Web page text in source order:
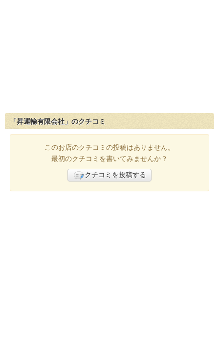
「昇運輸有限会社」のクチコミ
このお店のクチコミの投稿はありません。
最初のクチコミを書いてみませんか？
クチコミを投稿する